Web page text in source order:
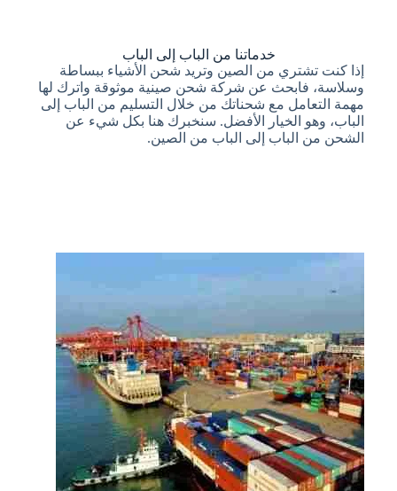
خدماتنا من الباب إلى الباب
إذا كنت تشتري من الصين وتريد شحن الأشياء ببساطة
وسلاسة، فابحث عن شركة شحن صينية موثوقة واترك لها
مهمة التعامل مع شحناتك من خلال التسليم من الباب إلى
الباب، وهو الخيار الأفضل. سنخبرك هنا بكل شيء عن
الشحن من الباب إلى الباب من الصين.